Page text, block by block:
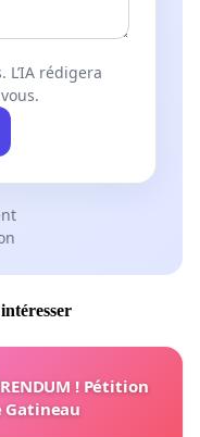
L’IA rédigera
! Pétition
Gatineau